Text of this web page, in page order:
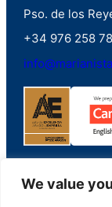
We value
Pso. de los
+34 976 258